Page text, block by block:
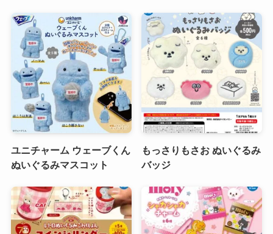
ユニチャーム ウェーブくん
ぬいぐるみマスコット
もっさりもさお ぬいぐるみ
バッジ